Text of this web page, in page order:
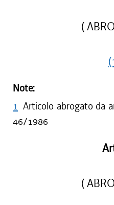
(
Note:
1 Articolo abrogato da
46/1986
(